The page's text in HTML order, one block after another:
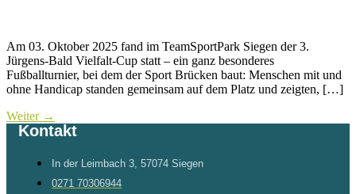
Am 03. Oktober 2025 fand im TeamSportPark Siegen der 3.
Jürgens-Bald Vielfalt-Cup statt – ein ganz besonderes
Fußballturnier, bei dem der Sport Brücken baut: Menschen mit und
ohne Handicap standen gemeinsam auf dem Platz und zeigten, […]
Weiter →
Kontakt
In der Leimbach 3, 57074 Siegen
0271 70306944